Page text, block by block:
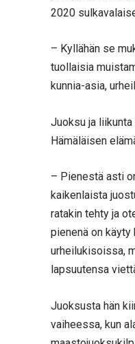
2020
– Kyllähän se
tuollaisia
kunnia-asia,
Juoksu ja
Hämäläisen
– Pienestä asti
kaikenlaista
ratakin tehty ja
pienenä on
urheilukisoissa,
lapsuutensa
Juoksusta hän
vaiheessa, kun